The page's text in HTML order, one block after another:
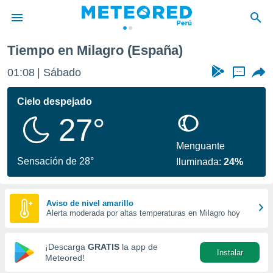
de
ha sido
calidad.
a este
las
y
forma
digital
basada
Tiempo en Milagro (España)
01:08 Sábado ...
Cielo despejado
27°
Sensación de 28°
Menguante
Iluminada:24%
Aviso de nivel amarillo
Alerta moderada por altas temperaturas en Milagro hoy
¡Descarga GRATIS la app de
Meteored!
Instalar